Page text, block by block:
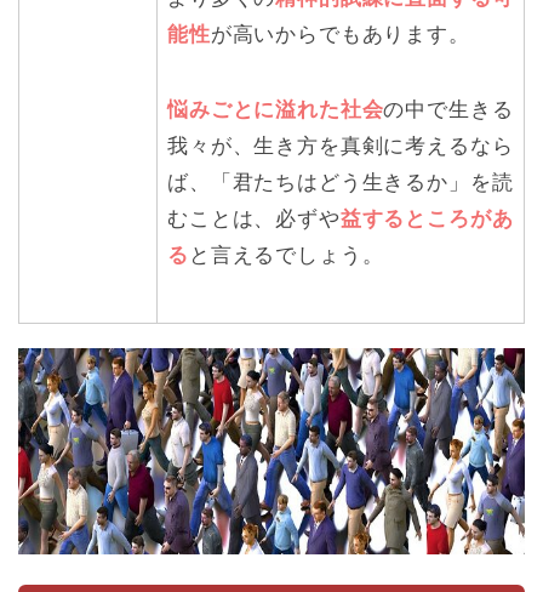
能性が高いからでもあります。
悩みごとに溢れた社会の中で生きる
我々が、生き方を真剣に考えるなら
ば、「君たちはどう生きるか」を読
むことは、必ずや益するところがあ
る と言えるでしょう。